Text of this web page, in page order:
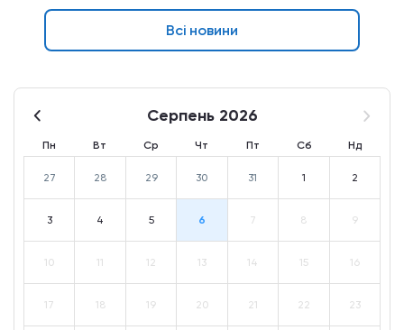
Всі новини
Серпень 2026
Пн Вт Ср Чт Пт Сб Нд
27 28 29 30 31 1 2
3 4 5 6 7 8 9
10 11 12 13 14 15 16
17 18 19 20 21 22 23